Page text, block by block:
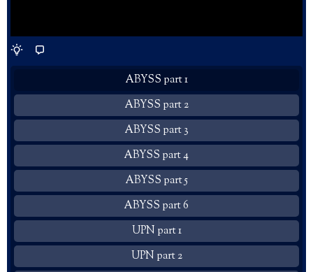
ABYSS part 1
ABYSS part 2
ABYSS part 3
ABYSS part 4
ABYSS part 5
ABYSS part 6
UPN part 1
UPN part 2